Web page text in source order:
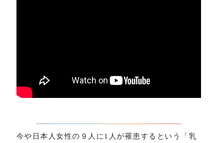
今や日本人女性の９人に1人が罹患するという「乳